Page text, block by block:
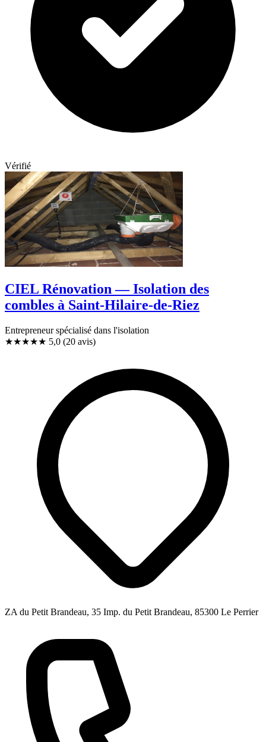
Vérifié
CIEL Rénovation — Isolation des
combles à Saint-Hilaire-de-Riez
Entrepreneur spécialisé dans l'isolation
★★★★★ 5,0 (20 avis)
ZA du Petit Brandeau, 35 Imp. du Petit Brandeau, 85300 Le Perrier